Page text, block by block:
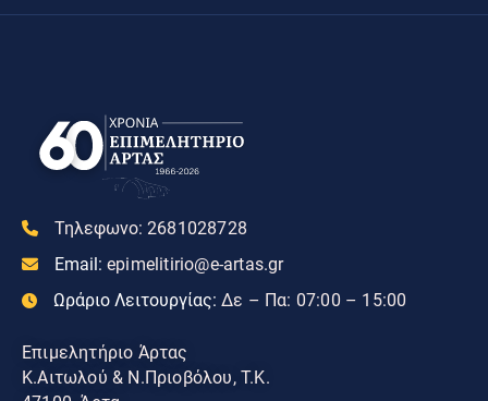
Τηλεφωνο: 2681028728
Email: epimelitirio@e-artas.gr
Ωράριο Λειτουργίας: Δε – Πα: 07:00 – 15:00
Επιμελητήριο Άρτας
Κ.Αιτωλού & Ν.Πριοβόλου, Τ.Κ.